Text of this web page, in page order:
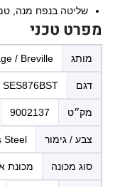
שליטה בנפח מנה,
מפרט טכני
מותג / Breville
דגם
מק״ט 9002137
צבע / גימור Steel
סוג מכונה מכונת